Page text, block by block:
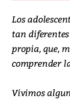
Los
tan
propia, que,
comprender
Vivimos